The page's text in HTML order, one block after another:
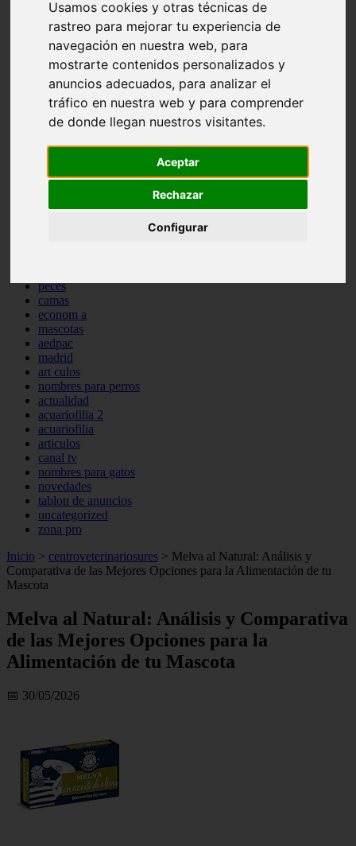
Usamos cookies y otras técnicas de
rastreo para mejorar tu experiencia de
navegación en nuestra web, para
mostrarte contenidos personalizados y
anuncios adecuados, para analizar el
tráfico en nuestra web y para comprender
de donde llegan nuestros visitantes.
Aceptar
Rechazar
Configurar
comportamiento
protagonistas
reptiles
abandono
adopci n
ferias
higiene
snacks
acuario
iberzoo propet
viajar
peces
camas
econom a
mascotas
aedpac
madrid
art culos
nombres para perros
actualidad
acuariofilia 2
acuariofilia
articulos
canal tv
nombres para gatos
novedades
tablon de anuncios
uncategorized
zona pro
Inicio > centroveterinariosures > Melva al Natural: Análisis y
Comparativa de las Mejores Opciones para la Alimentación de tu
Mascota
Melva al Natural: Análisis y Comparativa
de las Mejores Opciones para la
Alimentación de tu Mascota
📅 30/05/2026